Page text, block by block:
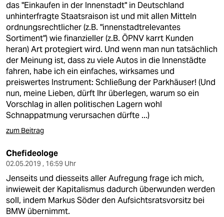
das "Einkaufen in der Innenstadt" in Deutschland
unhinterfragte Staatsraison ist und mit allen Mitteln
ordnungsrechtlicher (z.B. "innenstadtrelevantes
Sortiment") wie finanzieller (z.B. ÖPNV karrt Kunden
heran) Art protegiert wird. Und wenn man nun tatsächlich
der Meinung ist, dass zu viele Autos in die Innenstädte
fahren, habe ich ein einfaches, wirksames und
preiswertes Instrument: Schließung der Parkhäuser! (Und
nun, meine Lieben, dürft Ihr überlegen, warum so ein
Vorschlag in allen politischen Lagern wohl
Schnappatmung verursachen dürfte ...)
zum Beitrag
Chefideologe
02.05.2019 , 16:59 Uhr
Jenseits und diesseits aller Aufregung frage ich mich,
inwieweit der Kapitalismus dadurch überwunden werden
soll, indem Markus Söder den Aufsichtsratsvorsitz bei
BMW übernimmt.